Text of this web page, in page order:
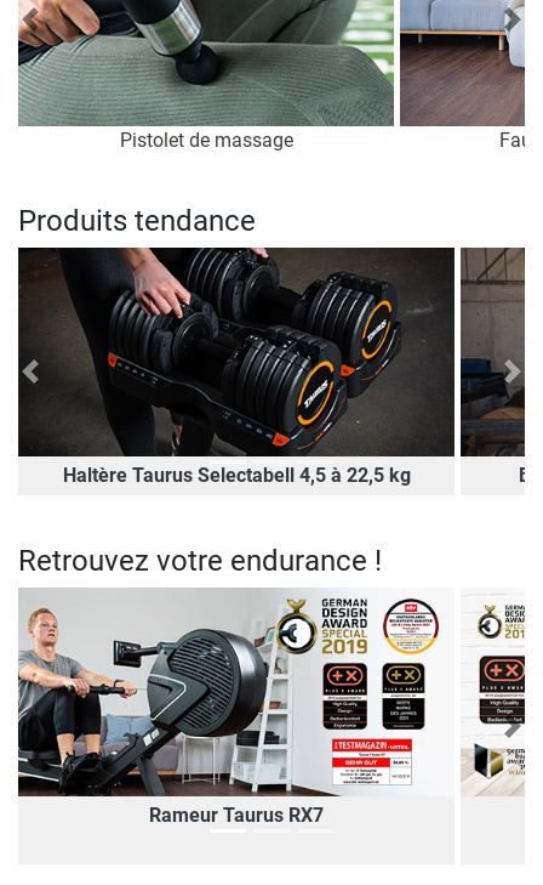
Previous
Pistolet de massage
Produits tendance
Previous
Haltère Taurus Selectabell 4,5 à 22,5 kg
Retrouvez votre endurance !
Previous
Rameur Taurus RX7